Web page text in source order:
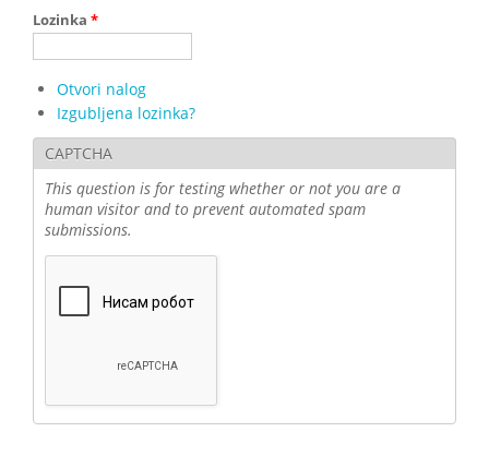
Lozinka *
Otvori nalog
Izgubljena lozinka?
CAPTCHA
This question is for testing whether or not you are a
human visitor and to prevent automated spam
submissions.